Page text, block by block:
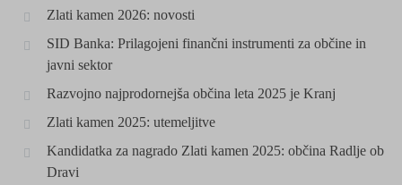
Zlati kamen 2026: novosti
SID Banka: Prilagojeni finančni instrumenti za občine in
javni sektor
Razvojno najprodornejša občina leta 2025 je Kranj
Zlati kamen 2025: utemeljitve
Kandidatka za nagrado Zlati kamen 2025: občina Radlje ob
Dravi